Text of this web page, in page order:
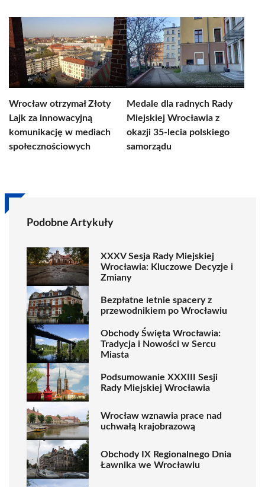
Wrocław otrzymał Złoty
Lajk za innowacyjną
komunikację w mediach
społecznościowych
Medale dla radnych Rady
Miejskiej Wrocławia z
okazji 35-lecia polskiego
samorządu
Podobne Artykuły
XXXV Sesja Rady Miejskiej
Wrocławia: Kluczowe Decyzje i
Zmiany
Bezpłatne letnie spacery z
przewodnikiem po Wrocławiu
Obchody Święta Wrocławia:
Tradycja i Nowości w Sercu
Miasta
Podsumowanie XXXIII Sesji
Rady Miejskiej Wrocławia
Wrocław wznawia prace nad
uchwałą krajobrazową
Obchody IX Regionalnego Dnia
Ławnika we Wrocławiu